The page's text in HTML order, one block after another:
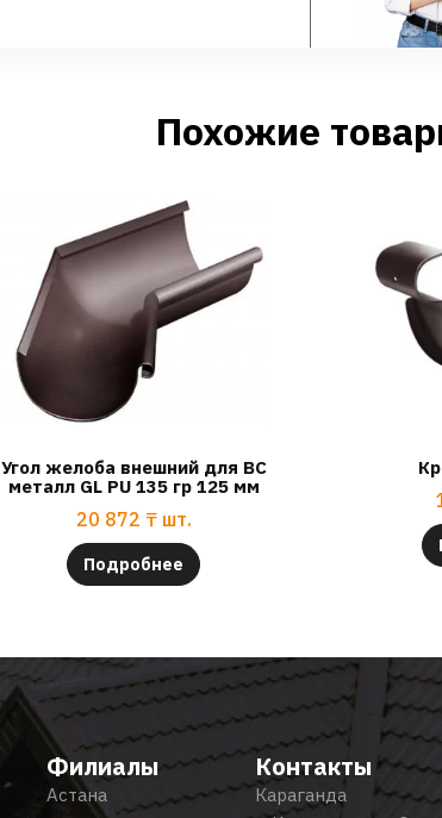
Похожие
Угол желоба внешний для ВС
металл GL PU 135 гр 125 мм
20 872 ₸ шт.
Подробнее
Филиалы
Астана
Контакты
Караганда